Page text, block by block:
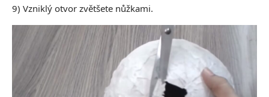
9) Vzniklý otvor zvětšete nůžkami.